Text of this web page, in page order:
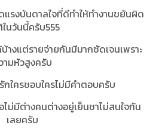
แรงบันดาลใจที่ดีทำให้ทำงานขยันผิด
นวันนี้ครับ555
บ้างแต่รายจ่ายกันมีมากชัดเจนเพราะ
ามหัวสูงครับ
กใครชอบใครไม่มีคำตอบครับ
ม่มีต่างคนต่างอยู่เย็นชาไม่สนใจกัน
เลยครับ